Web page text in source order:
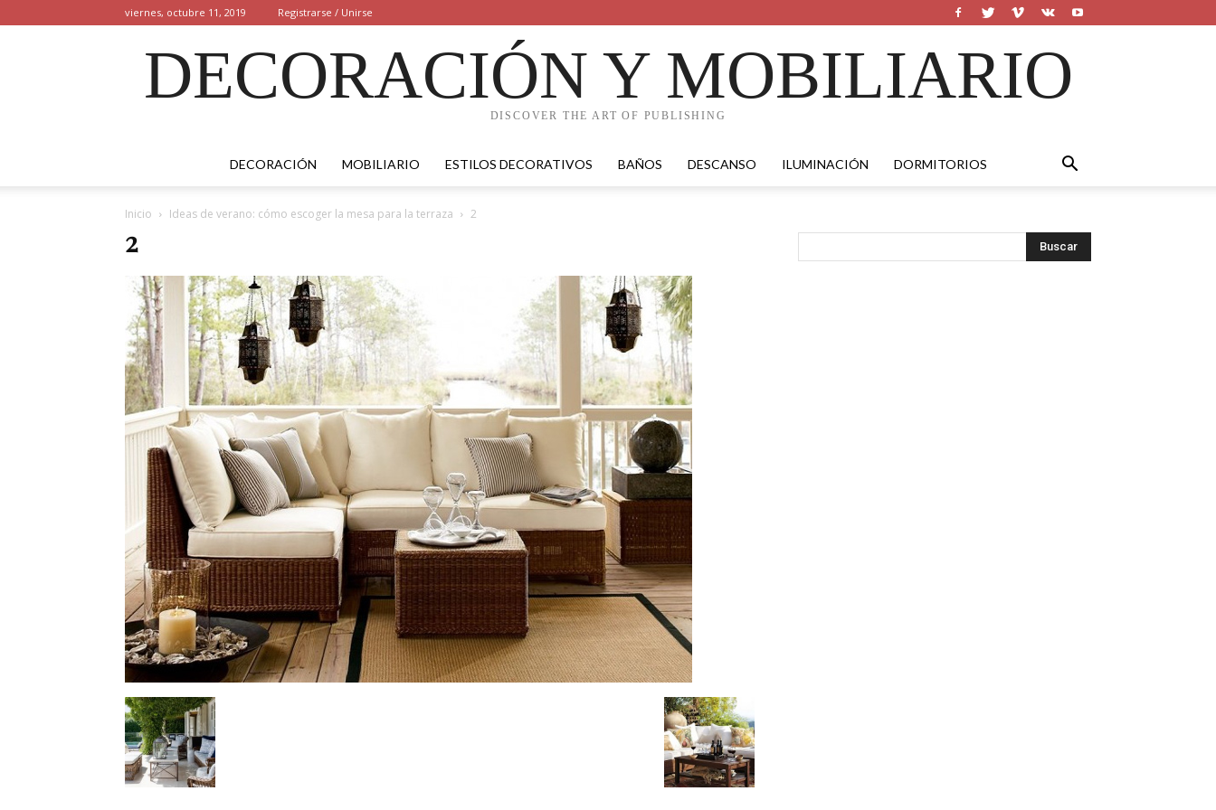
viernes, octubre 11, 2019 Registrarse / Unirse
DECORACIÓN Y MOBILIARIO
DISCOVER THE ART OF PUBLISHING
DECORACIÓN MOBILIARIO ESTILOS DECORATIVOS BAÑOS DESCANSO ILUMINACIÓN DORMITORIOS
Inicio Ideas de verano: cómo escoger la mesa para la terraza 2
2